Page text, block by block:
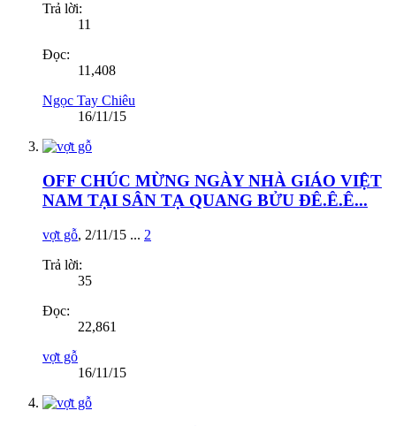
Trả lời:
11
Đọc:
11,408
Ngọc Tay Chiêu
16/11/15
OFF CHÚC MỪNG NGÀY NHÀ GIÁO VIỆT
NAM TẠI SÂN TẠ QUANG BỬU ĐÊ.Ê.Ê...
vợt gỗ, 2/11/15 ... 2
Trả lời:
35
Đọc:
22,861
vợt gỗ
16/11/15